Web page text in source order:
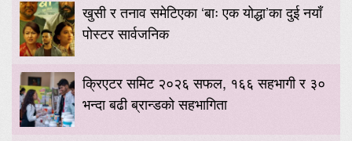
खुसी र तनाव समेटिएका ‘बाः एक योद्धा’का दुई नयाँ
पोस्टर सार्वजनिक
क्रिएटर समिट २०२६ सफल, १६६ सहभागी र ३०
भन्दा बढी ब्रान्डको सहभागिता